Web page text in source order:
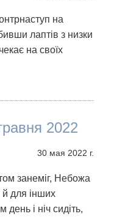
на
лаптів з низки
на своїх
2022
30 мая 2022 г.
занеміг, Небожа
й для інших
і ніч сидіть,